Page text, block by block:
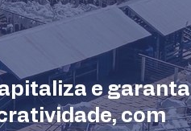
e garanta
com